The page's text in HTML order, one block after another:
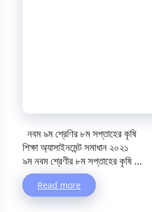
নবম ৯ম শ্রেণির ৮ম সপ্তাহের কৃষি
শিক্ষা অ্যাসাইনমেন্ট সমাধান ২০২১
৯ম নবম শ্রেণীর ৮ম সপ্তাহের কৃষি …
Read more